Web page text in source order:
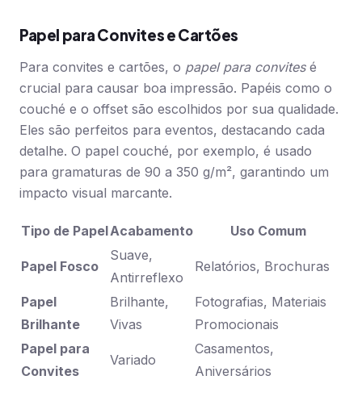
Papel para Convites e Cartões
Para convites e cartões, o papel para convitesé
crucial para causar boa impressão. Papéis como o
couché e o offset são escolhidos por sua qualidade.
Eles são perfeitos para eventos, destacando cada
detalhe. O papel couché, por exemplo, é usado
para gramaturas de 90 a 350 g/m², garantindo um
impacto visual marcante.
Tipo de PapelAcabamento Uso Comum
Papel Fosco
Suave,
Antirreflexo
Relatórios, Brochuras
Papel
Brilhante
Brilhante,
Vivas
Fotografias, Materiais
Promocionais
Papel para
Convites
Variado
Casamentos,
Aniversários